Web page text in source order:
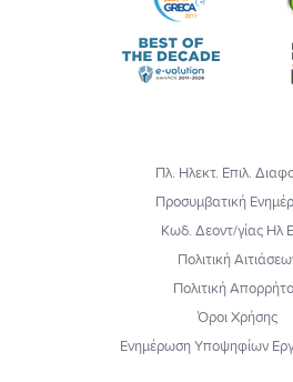
Πλ. Ηλεκτ. Επιλ.
Προσυμβατική
Κωδ. Δεοντ/γίας Ηλ
Πολιτική
Πολιτική
Όροι Χρήσης
Ενημέρωση Υποψηφίων